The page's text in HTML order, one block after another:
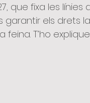
que fixa les
garantir els drets
T’ho